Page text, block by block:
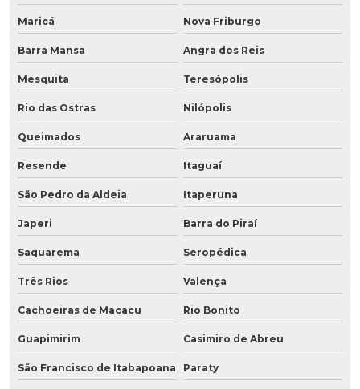
Maricá Nova Friburgo
Barra Mansa Angra dos Reis
Mesquita Teresópolis
Rio das Ostras Nilópolis
Queimados Araruama
Resende Itaguaí
São Pedro da Aldeia Itaperuna
Japeri Barra do Piraí
Saquarema Seropédica
Três Rios Valença
Cachoeiras de Macacu Rio Bonito
Guapimirim Casimiro de Abreu
São Francisco de Itabapoana Paraty